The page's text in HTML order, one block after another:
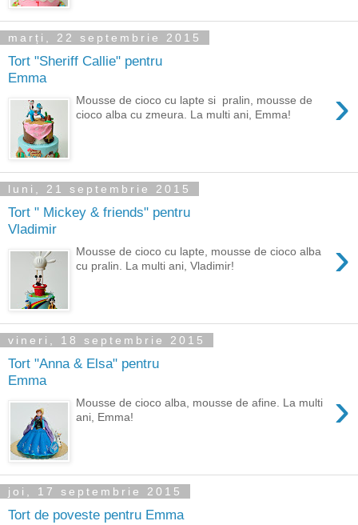
marți, 22 septembrie 2015
Tort "Sheriff Callie" pentru
Emma
›
Mousse de cioco cu lapte si pralin, mousse de
cioco alba cu zmeura. La multi ani, Emma!
luni, 21 septembrie 2015
Tort " Mickey & friends" pentru
Vladimir
›
Mousse de cioco cu lapte, mousse de cioco alba
cu pralin. La multi ani, Vladimir!
vineri, 18 septembrie 2015
Tort "Anna & Elsa" pentru
Emma
›
Mousse de cioco alba, mousse de afine. La multi
ani, Emma!
joi, 17 septembrie 2015
Tort de poveste pentru Emma